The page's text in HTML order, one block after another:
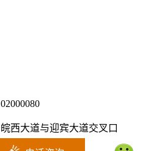
西大道与迎宾大道交叉口